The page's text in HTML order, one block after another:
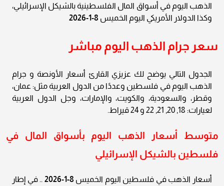
الذهب اليوم في أسواق المال الفلسطينية بالشيكل الإسرائيلي،
وكذا الدولار الأمريكي اليوم الخميس 8-1-2026
سعر جرام الذهب اليوم مباشر
الجدول التالي يوضح لك عزيزي القارئ أسعار الأونصة و جرام
الذهب اليوم في فلسطين وعددًا من الدول العربية مثل: عمان،
وقطر، والسعودية، والكويت، والإمارات، وجل الدول العربية
لعيارات: 18, 20, 21, 22 و 24 قيراط.
متوسط أسعار الذهب اليوم بأسواق المال في
فلسطين بالشيكل الإسرائيلي
أسعار الذهب في فلسطين اليوم الخميس 8-1-2026
.. في إطار